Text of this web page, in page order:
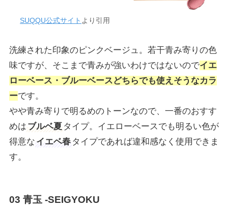
SUQQU公式サイト より引用
洗練された印象のピンクベージュ。若干青み寄りの色
味ですが、そこまで青みが強いわけではないのでイエ
ローベース・ブルーベースどちらでも使えそうなカラ
ーです。
やや青み寄りで明るめのトーンなので、一番のおすす
めは ブルベ夏 タイプ。イエローベースでも明るい色が
得意な イエベ春 タイプであれば違和感なく使用できま
す。
03 青玉 -SEIGYOKU